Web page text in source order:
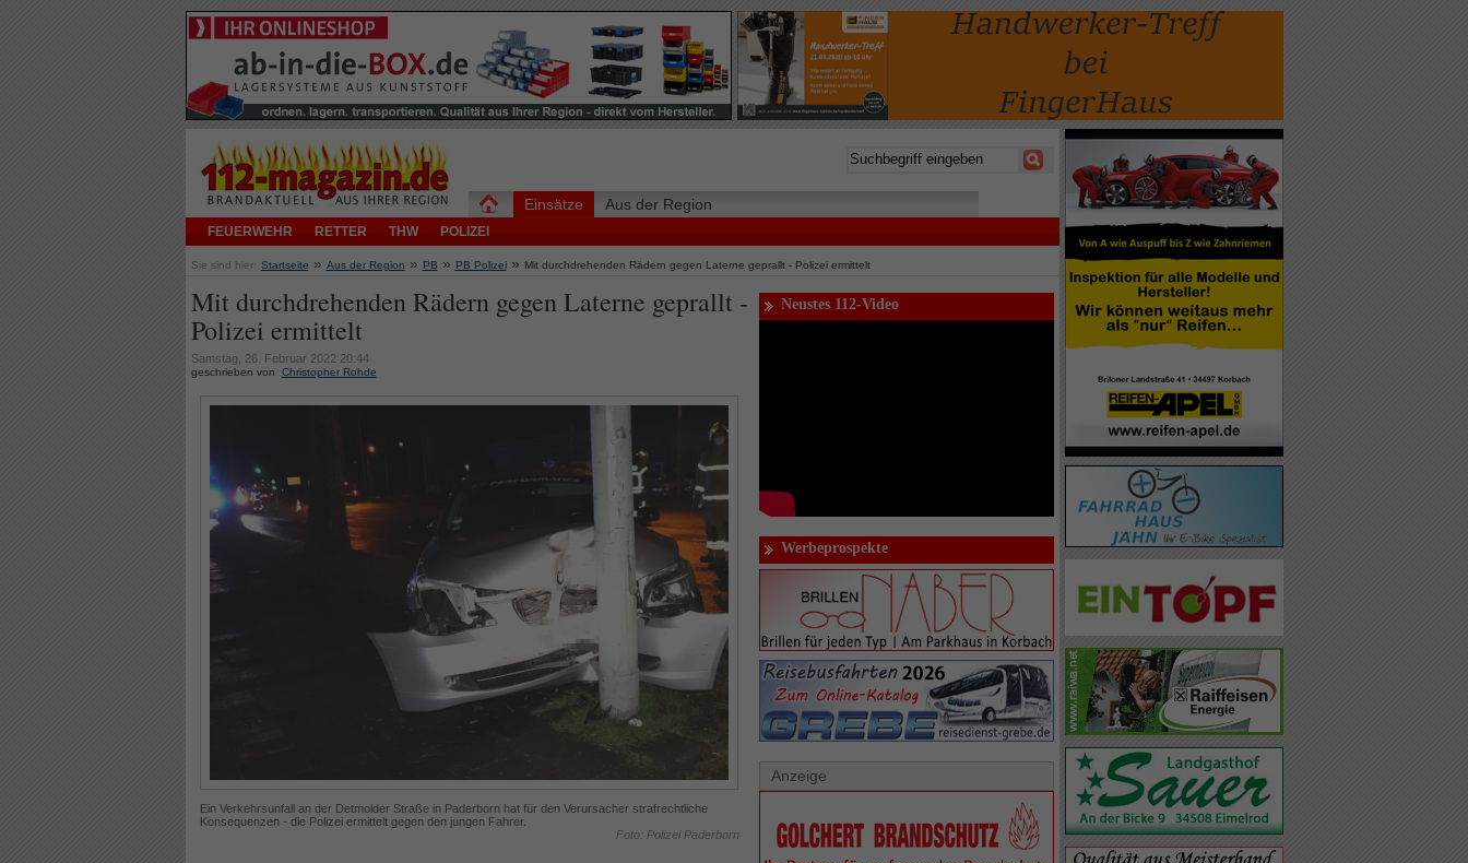
Einsätze
FEUERWEHR RETTER THW POLIZEI
Aus der Region
Sie sind hier: Startseite » Aus der Region » PB » PB Polizei » Mit durchdrehenden Rädern gegen Laterne geprallt - Polizei ermittelt
Mit durchdrehenden Rädern gegen Laterne geprallt -
Polizei ermittelt
Samstag, 26. Februar 2022 20:44
geschrieben von Christopher Rohde
Ein Verkehrsunfall an der Detmolder Straße in Paderborn hat für den Verursacher strafrechtliche
Konsequenzen - die Polizei ermittelt gegen den jungen Fahrer.
Foto: Polizei Paderborn
Neustes 112-Video
Werbeprospekte
Anzeige